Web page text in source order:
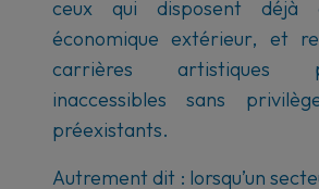
ceux qui disposent déjà
économique extérieur, et
carrières artistiques
inaccessibles sans
préexistants.
Autrement dit : lorsqu’un